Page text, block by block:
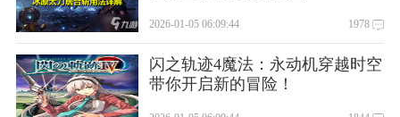
2026-01-05 06:09:44 1978
闪之轨迹4魔法：永动机穿越时空
带你开启新的冒险！